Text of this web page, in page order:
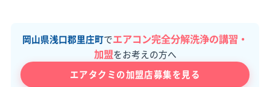
岡山県浅口郡里庄町でエアコン完全分解洗浄の講習・
加盟をお考えの方へ
エアタクミの加盟店募集を見る